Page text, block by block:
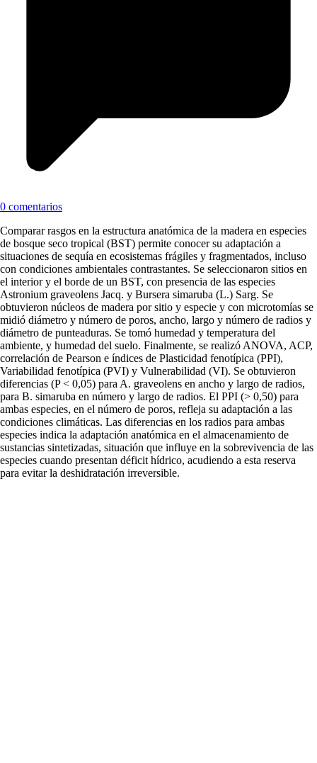
0 comentarios
Comparar rasgos en la estructura anatómica de la madera en especies
de bosque seco tropical (BST) permite conocer su adaptación a
situaciones de sequía en ecosistemas frágiles y fragmentados, incluso
con condiciones ambientales contrastantes. Se seleccionaron sitios en
el interior y el borde de un BST, con presencia de las especies
Astronium graveolens Jacq. y Bursera simaruba (L.) Sarg. Se
obtuvieron núcleos de madera por sitio y especie y con microtomías se
midió diámetro y número de poros, ancho, largo y número de radios y
diámetro de punteaduras. Se tomó humedad y temperatura del
ambiente, y humedad del suelo. Finalmente, se realizó ANOVA, ACP,
correlación de Pearson e índices de Plasticidad fenotípica (PPI),
Variabilidad fenotípica (PVI) y Vulnerabilidad (VI). Se obtuvieron
diferencias (P < 0,05) para A. graveolens en ancho y largo de radios,
para B. simaruba en número y largo de radios. El PPI (> 0,50) para
ambas especies, en el número de poros, refleja su adaptación a las
condiciones climáticas. Las diferencias en los radios para ambas
especies indica la adaptación anatómica en el almacenamiento de
sustancias sintetizadas, situación que influye en la sobrevivencia de las
especies cuando presentan déficit hídrico, acudiendo a esta reserva
para evitar la deshidratación irreversible.